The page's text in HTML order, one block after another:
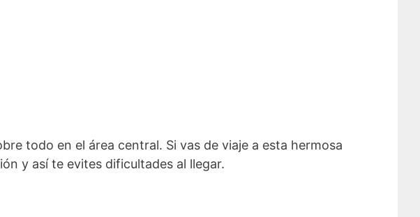
todo en el área central. Si vas de viaje a esta hermosa
y así te evites dificultades al llegar.